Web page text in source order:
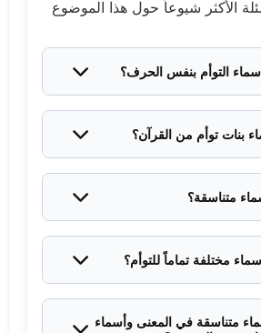
الأكثر شيوعاً حول هذا الموضوع
التوأم بنفس الحرف؟
وليس فقط في الحرف الأول.
بنات توأم من القرآن؟
متناسقة؟
فهذا مؤشر جيد.
مختلفة تماماً للتوأم؟
خيار محترم.
متناسقة في المعنى وأسماء